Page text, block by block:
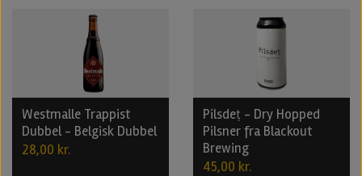
Westmalle Trappist
Dubbel - Belgisk Dubbel
28,00 kr.
Pilsdeț - Dry Hopped
Pilsner fra Blackout
Brewing
45,00 kr.